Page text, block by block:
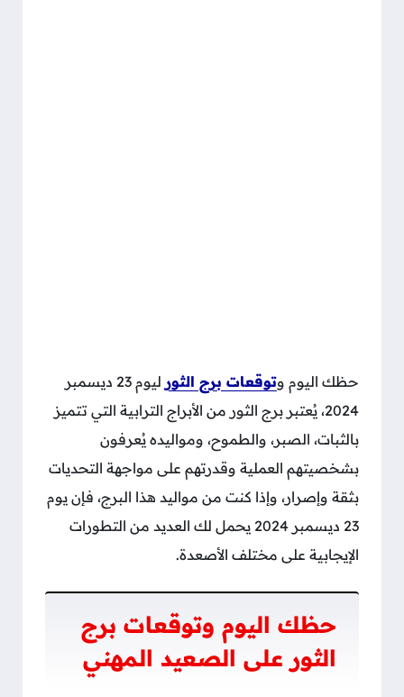
حظك اليوم وتوقعات برج الثور
ليوم 23 ديسمبر
2024، يُعتبر برج الثور من الأبراج الترابية التي تتميز
بالثبات، الصبر، والطموح، ومواليده يُعرفون
بشخصيتهم العملية وقدرتهم على مواجهة التحديات
بثقة وإصرار، وإذا كنت من مواليد هذا البرج، فإن يوم
23 ديسمبر 2024 يحمل لك العديد من التطورات
الإيجابية على مختلف الأصعدة.
حظك اليوم وتوقعات برج
الثور على الصعيد المهني